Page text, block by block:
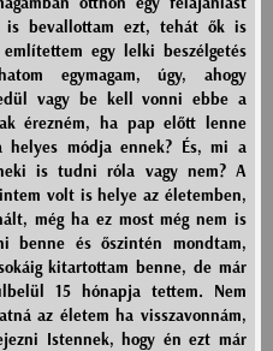
is bevallottam ezt, tehát ők is
egy lelki beszélgetés
egymagam, úgy, ahogy
vagy be kell vonni ebbe a
érezném, ha pap előtt lenne
módja ennek? És, mi a
is tudni róla vagy nem? A
volt is helye az életemben,
még ha ez most még nem is
benne és őszintén mondtam,
kitartottam benne, de már
15 hónapja tettem. Nem
az életem ha visszavonnám,
Istennek, hogy én ezt már